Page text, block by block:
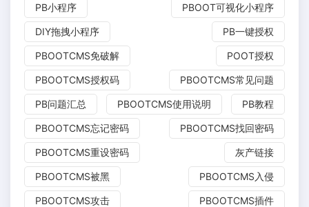
PB小程序 PBOOT可视化小程序
DIY拖拽小程序 PB一键授权
PBOOTCMS免破解 POOT授权
PBOOTCMS授权码 PBOOTCMS常见问题
PB问题汇总 PBOOTCMS使用说明 PB教程
PBOOTCMS忘记密码 PBOOTCMS找回密码
PBOOTCMS重设密码 灰产链接
PBOOTCMS被黑 PBOOTCMS入侵
PBOOTCMS攻击 PBOOTCMS插件